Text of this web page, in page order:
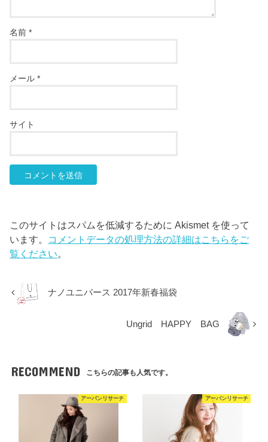
名前*
メール*
サイト
このサイトはスパムを低減するために Akismet を使って
います。 コメントデータの処理方法の詳細はこちらをご
覧ください。
ナノユニバース 2017年新春福袋
Ungrid HAPPY BAG
RECOMMEND こちらの記事も人気です。
アーバンリサーチ アーバンリサーチ